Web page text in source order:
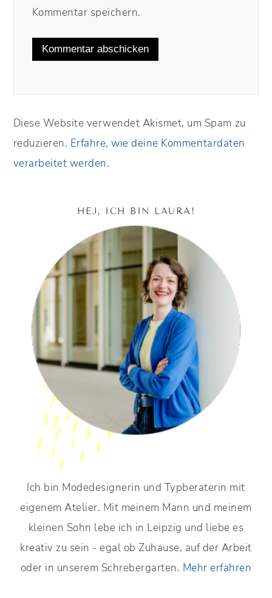
Kommentar speichern.
Diese Website verwendet Akismet, um Spam zu
reduzieren. Erfahre, wie deine Kommentardaten
verarbeitet werden.
HEJ, ICH BIN LAURA!
Ich bin Modedesignerin und Typberaterin mit
eigenem Atelier. Mit meinem Mann und meinem
kleinen Sohn lebe ich in Leipzig und liebe es
kreativ zu sein - egal ob Zuhause, auf der Arbeit
oder in unserem Schrebergarten. Mehr erfahren